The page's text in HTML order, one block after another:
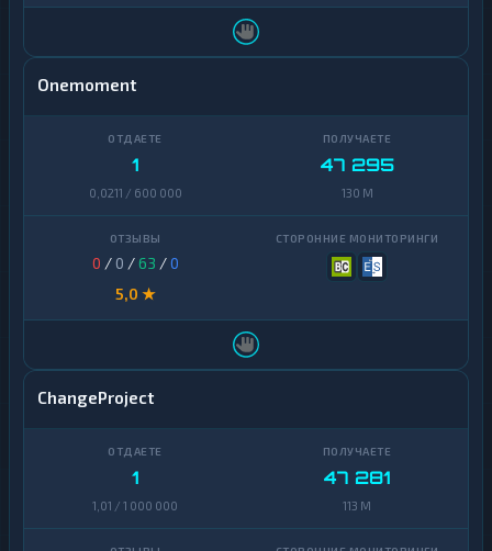
Onemoment
1
0,0211 / 600 000
47 295
130 M
0 / 0 /63 /0
5,0 ★
ChangeProject
1
1,01 / 1 000 000
47 281
113 M